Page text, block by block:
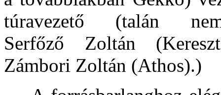
túravezető (talán
Serfőző Zoltán
Zámbori Zoltán (Athos).)